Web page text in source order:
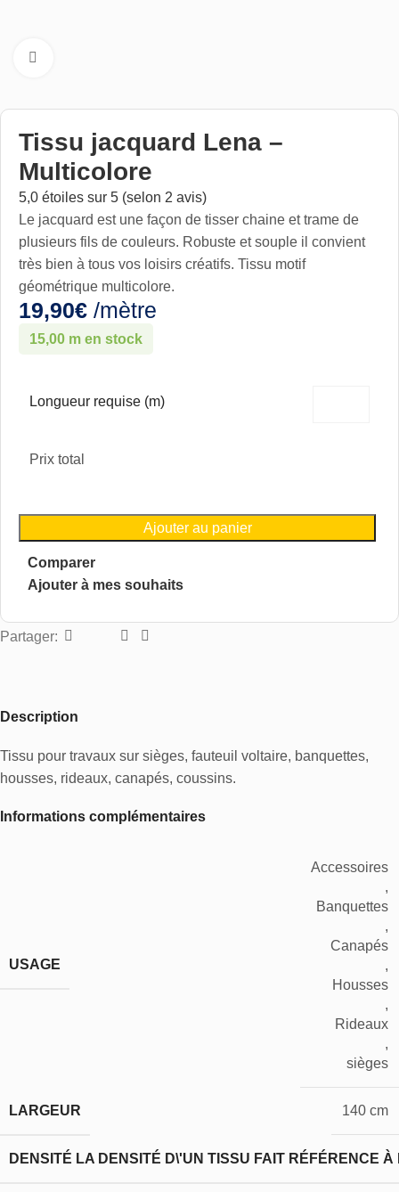
Tissu jacquard Lena –
Multicolore
5,0 étoiles sur 5 (selon 2 avis)
Le jacquard est une façon de tisser chaine et trame de
plusieurs fils de couleurs. Robuste et souple il convient
très bien à tous vos loisirs créatifs. Tissu motif
géométrique multicolore.
19,90€ /mètre
15,00 m en stock
Longueur requise (m)
Prix total
Ajouter au panier
Comparer
Ajouter à mes souhaits
Partager:
Description
Tissu pour travaux sur sièges, fauteuil voltaire, banquettes,
housses, rideaux, canapés, coussins.
Informations complémentaires
USAGE
Accessoires
,
Banquettes
,
Canapés
,
Housses
,
Rideaux
,
sièges
LARGEUR 140 cm
DENSITÉ LA DENSITÉ D\'UN TISSU FAIT RÉFÉRENCE